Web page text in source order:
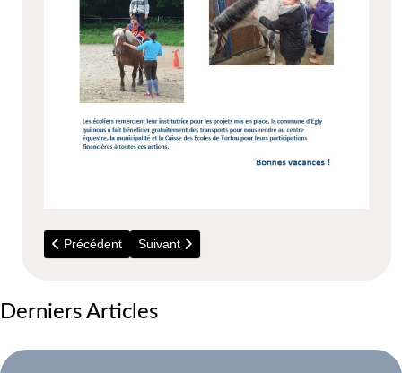
Article précédent : 15 Juin - Fête de l'école
Précédent Article suivant : Composition et
Suivant
Derniers Articles